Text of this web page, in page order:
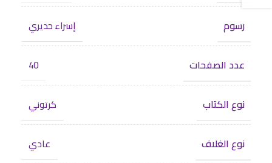
رسوم إسراء حديري
عدد الصفحات 40
نوع الكتاب كرتوني
نوع الغلاف عادي